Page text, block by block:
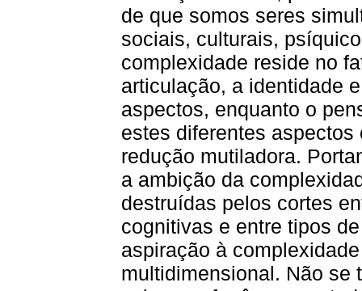
de que somos seres
sociais, culturais,
complexidade reside no
articulação, a identidade
aspectos, enquanto o
estes diferentes
redução mutiladora.
a ambição da
destruídas pelos cortes
cognitivas e entre tipos
aspiração à
multidimensional. Não se